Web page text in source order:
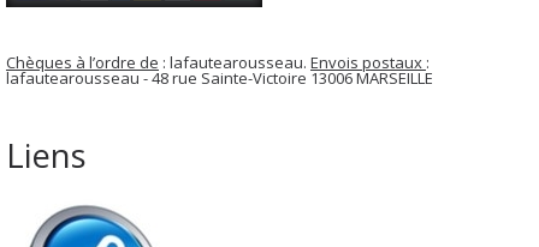
Chèques à l’ordre de : lafautearousseau. Envois postaux :
lafautearousseau - 48 rue Sainte-Victoire 13006 MARSEILLE
Liens